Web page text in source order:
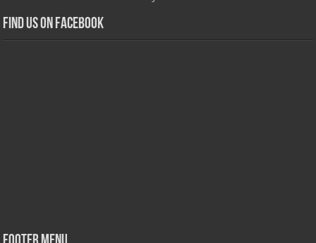
Find us on Facebook